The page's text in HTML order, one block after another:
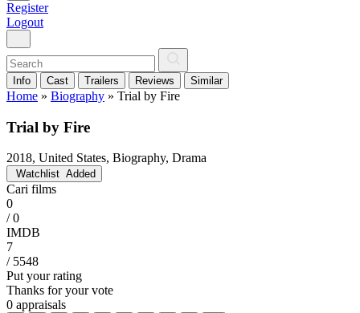
Register
Logout
Info Cast Trailers Reviews Similar
Home » Biography » Trial by Fire
Trial by Fire
2018, United States, Biography, Drama
Watchlist Added
Cari films
0
/ 0
IMDB
7
/ 5548
Put your rating
Thanks for your vote
0 appraisals